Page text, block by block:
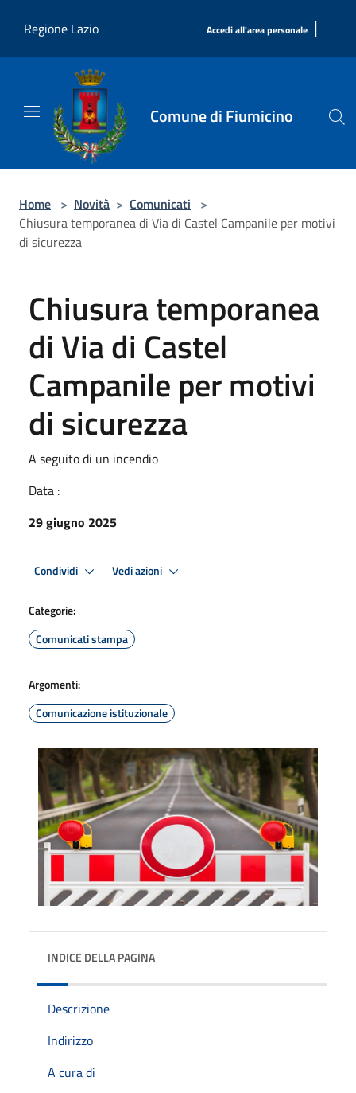
Regione Lazio
Accedi all'area personale |
Comune di Fiumicino
Home > Novità > Comunicati >
Chiusura temporanea di Via di Castel Campanile per motivi
di sicurezza
Chiusura temporanea
di Via di Castel
Campanile per motivi
di sicurezza
A seguito di un incendio
Data :
29 giugno 2025
Condividi Vedi azioni
Categorie:
Comunicati stampa
Argomenti:
Comunicazione istituzionale
INDICE DELLA PAGINA
Descrizione
Indirizzo
A cura di